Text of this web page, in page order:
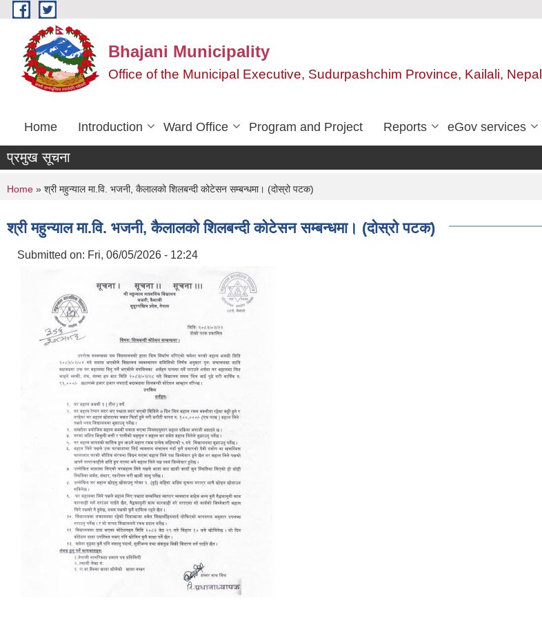
Skip to main content
Bhajani Municipality
Office of the Municipal Executive, Sudurpashchim Province, Kailali, Nepal
Home Introduction Ward Office Program and Project Reports eGov services
प्रमुख सूचना
You are here
Home » श्री महुन्याल मा.वि. भजनी, कैलालको शिलबन्दी कोटेसन सम्बन्धमा। (दोस्रो पटक)
श्री महुन्याल मा.वि. भजनी, कैलालको शिलबन्दी कोटेसन सम्बन्धमा। (दोस्रो पटक)
Submitted on: Fri, 06/05/2026 - 12:24